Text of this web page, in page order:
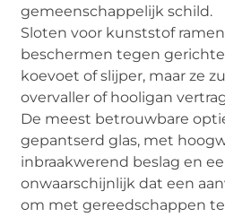
gemeenschappelijk schild.
Sloten voor kunststof
beschermen tegen
koevoet of slijper, maar ze
overvaller of hooligan
De meest betrouwbare
gepantserd glas, met
inbraakwerend beslag en
onwaarschijnlijk dat een
om met gereedschappen